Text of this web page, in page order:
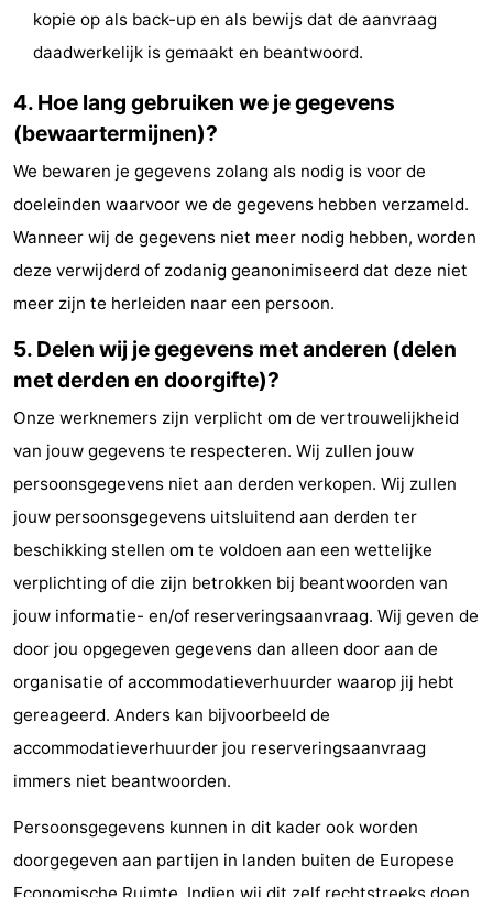
kopie op als back-up en als bewijs dat de aanvraag
daadwerkelijk is gemaakt en beantwoord.
4. Hoe lang gebruiken we je gegevens
(bewaartermijnen)?
We bewaren je gegevens zolang als nodig is voor de
doeleinden waarvoor we de gegevens hebben verzameld.
Wanneer wij de gegevens niet meer nodig hebben, worden
deze verwijderd of zodanig geanonimiseerd dat deze niet
meer zijn te herleiden naar een persoon.
5. Delen wij je gegevens met anderen (delen
met derden en doorgifte)?
Onze werknemers zijn verplicht om de vertrouwelijkheid
van jouw gegevens te respecteren. Wij zullen jouw
persoonsgegevens niet aan derden verkopen. Wij zullen
jouw persoonsgegevens uitsluitend aan derden ter
beschikking stellen om te voldoen aan een wettelijke
verplichting of die zijn betrokken bij beantwoorden van
jouw informatie- en/of reserveringsaanvraag. Wij geven de
door jou opgegeven gegevens dan alleen door aan de
organisatie of accommodatieverhuurder waarop jij hebt
gereageerd. Anders kan bijvoorbeeld de
accommodatieverhuurder jou reserveringsaanvraag
immers niet beantwoorden.
Persoonsgegevens kunnen in dit kader ook worden
doorgegeven aan partijen in landen buiten de Europese
Economische Ruimte. Indien wij dit zelf rechtstreeks doen